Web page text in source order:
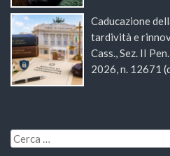
Caducazione
tardività e
Cass., Sez. II
2026, n. 12671